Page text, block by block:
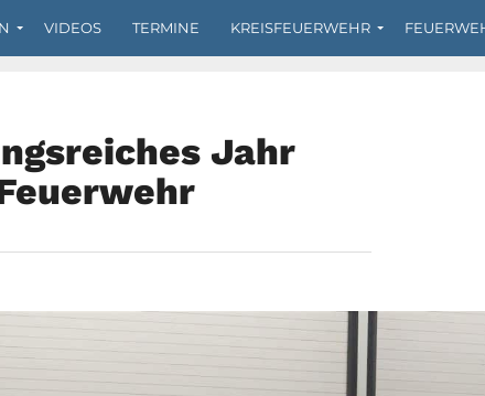
VIDEOS TERMINE KREISFEUERWEHR
Jahr